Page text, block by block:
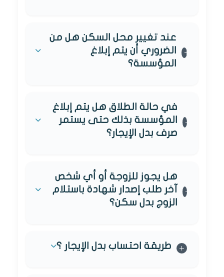
عند تغيير محل السكن هل من
الضروري أن يتم إبلاغ
المؤسسة؟
في حالة الطلاق هل يتم إبلاغ
المؤسسة بذلك حتى يستمر
صرف بدل الإيجار؟
هل يجوز للزوجة أو أي شخص
آخر طلب إصدار شهادة باستلام
الزوج بدل سكن؟
طريقة احتساب بدل الإيجار ؟